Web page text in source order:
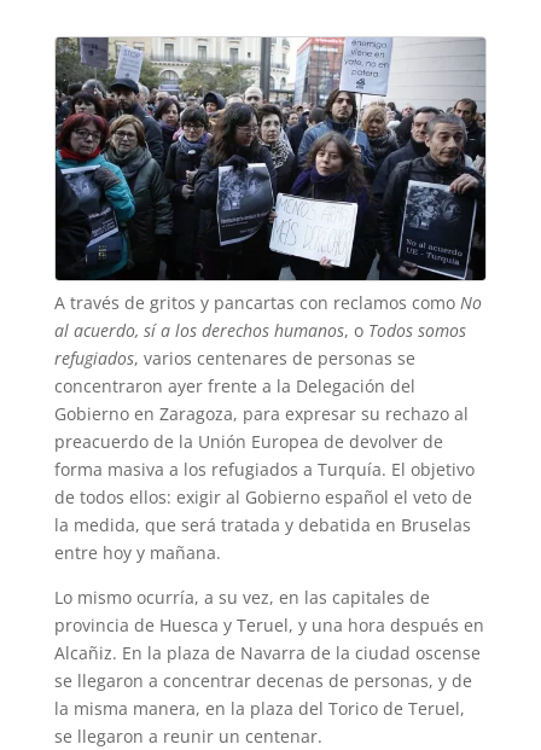
A través de gritos y pancartas con reclamos como No
al acuerdo, sí a los derechos humanos, o Todos somos
refugiados, varios centenares de personas se
concentraron ayer frente a la Delegación del
Gobierno en Zaragoza, para expresar su rechazo al
preacuerdo de la Unión Europea de devolver de
forma masiva a los refugiados a Turquía. El objetivo
de todos ellos: exigir al Gobierno español el veto de
la medida, que será tratada y debatida en Bruselas
entre hoy y mañana.
Lo mismo ocurría, a su vez, en las capitales de
provincia de Huesca y Teruel, y una hora después en
Alcañiz. En la plaza de Navarra de la ciudad oscense
se llegaron a concentrar decenas de personas, y de
la misma manera, en la plaza del Torico de Teruel,
se llegaron a reunir un centenar.